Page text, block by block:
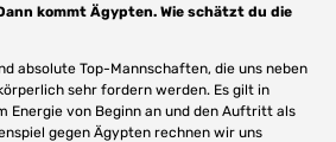
kommt Ägypten. Wie schätzt du die
absolute Top-Mannschaften, die uns neben
sehr fordern werden. Es gilt in
Energie von Beginn an und den Auftritt als
gegen Ägypten rechnen wir uns